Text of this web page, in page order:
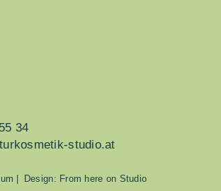
34
studio.at
| Design: From here on Studio